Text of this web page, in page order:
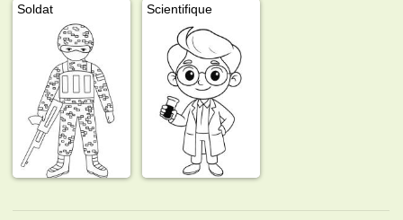
Soldat Scientifique